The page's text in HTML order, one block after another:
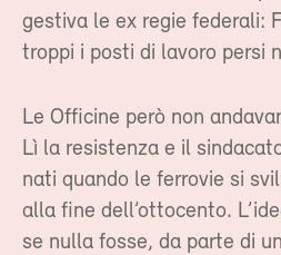
gestiva le ex regie federali:
troppi i posti di lavoro persi
Le Officine però non
Lì la resistenza e il
nati quando le ferrovie si
alla fine dell’ottocento.
se nulla fosse, da parte di